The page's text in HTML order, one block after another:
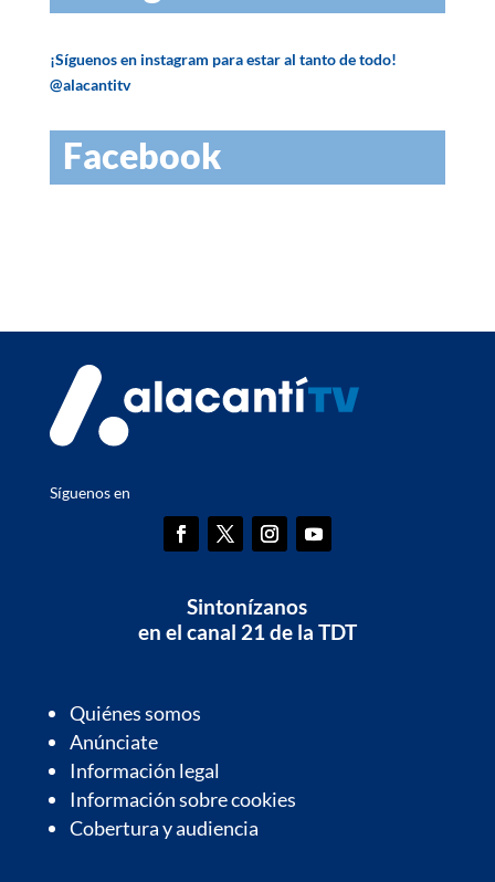
¡Síguenos en instagram para estar al tanto de todo!
@alacantitv
Facebook
Síguenos en
Sintonízanos
en el canal 21 de la TDT
Quiénes somos
Anúnciate
Información legal
Información sobre cookies
Cobertura y audiencia